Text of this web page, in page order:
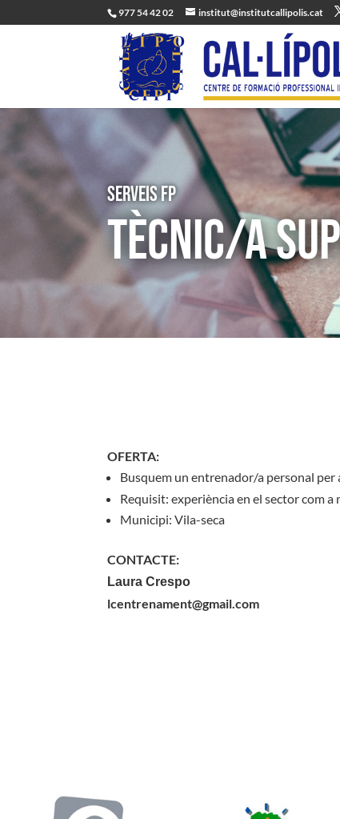
977 54 42 02 institut@institutcallipolis.cat
Serveis FP
TÈCNIC/A
OFERTA:
Busquem un entrenador/a personal per
Requisit: experiència en el sector com
Municipi: Vila-seca
CONTACTE:
Laura Crespo
lcentrenament@gmail.com